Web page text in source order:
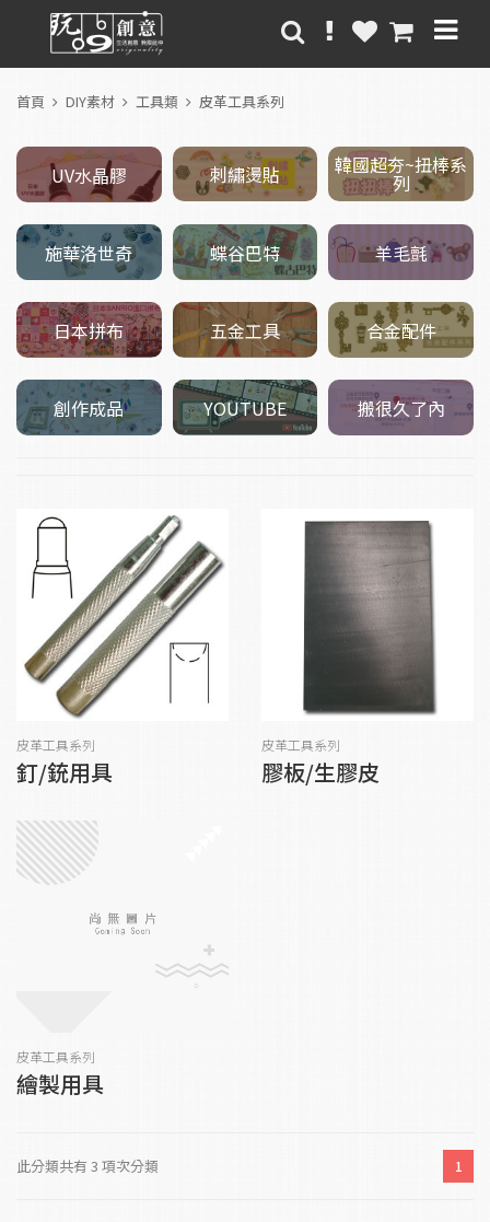
首頁 DIY素材 工具類 皮革工具系列
UV水晶膠 刺繡燙貼 韓國超夯~扭棒系
列
施華洛世奇 蝶谷巴特 羊毛氈
日本拼布 五金工具 合金配件
創作成品 YOUTUBE 搬很久了內
皮革工具系列
釘/銃用具
皮革工具系列
膠板/生膠皮
皮革工具系列
繪製用具
此分類共有 3 項次分類 1